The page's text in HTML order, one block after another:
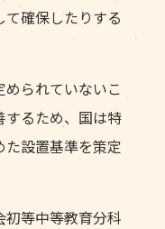
確保したりする
られていないこ
するため、国は特
設置基準を策定
等中等教育分科